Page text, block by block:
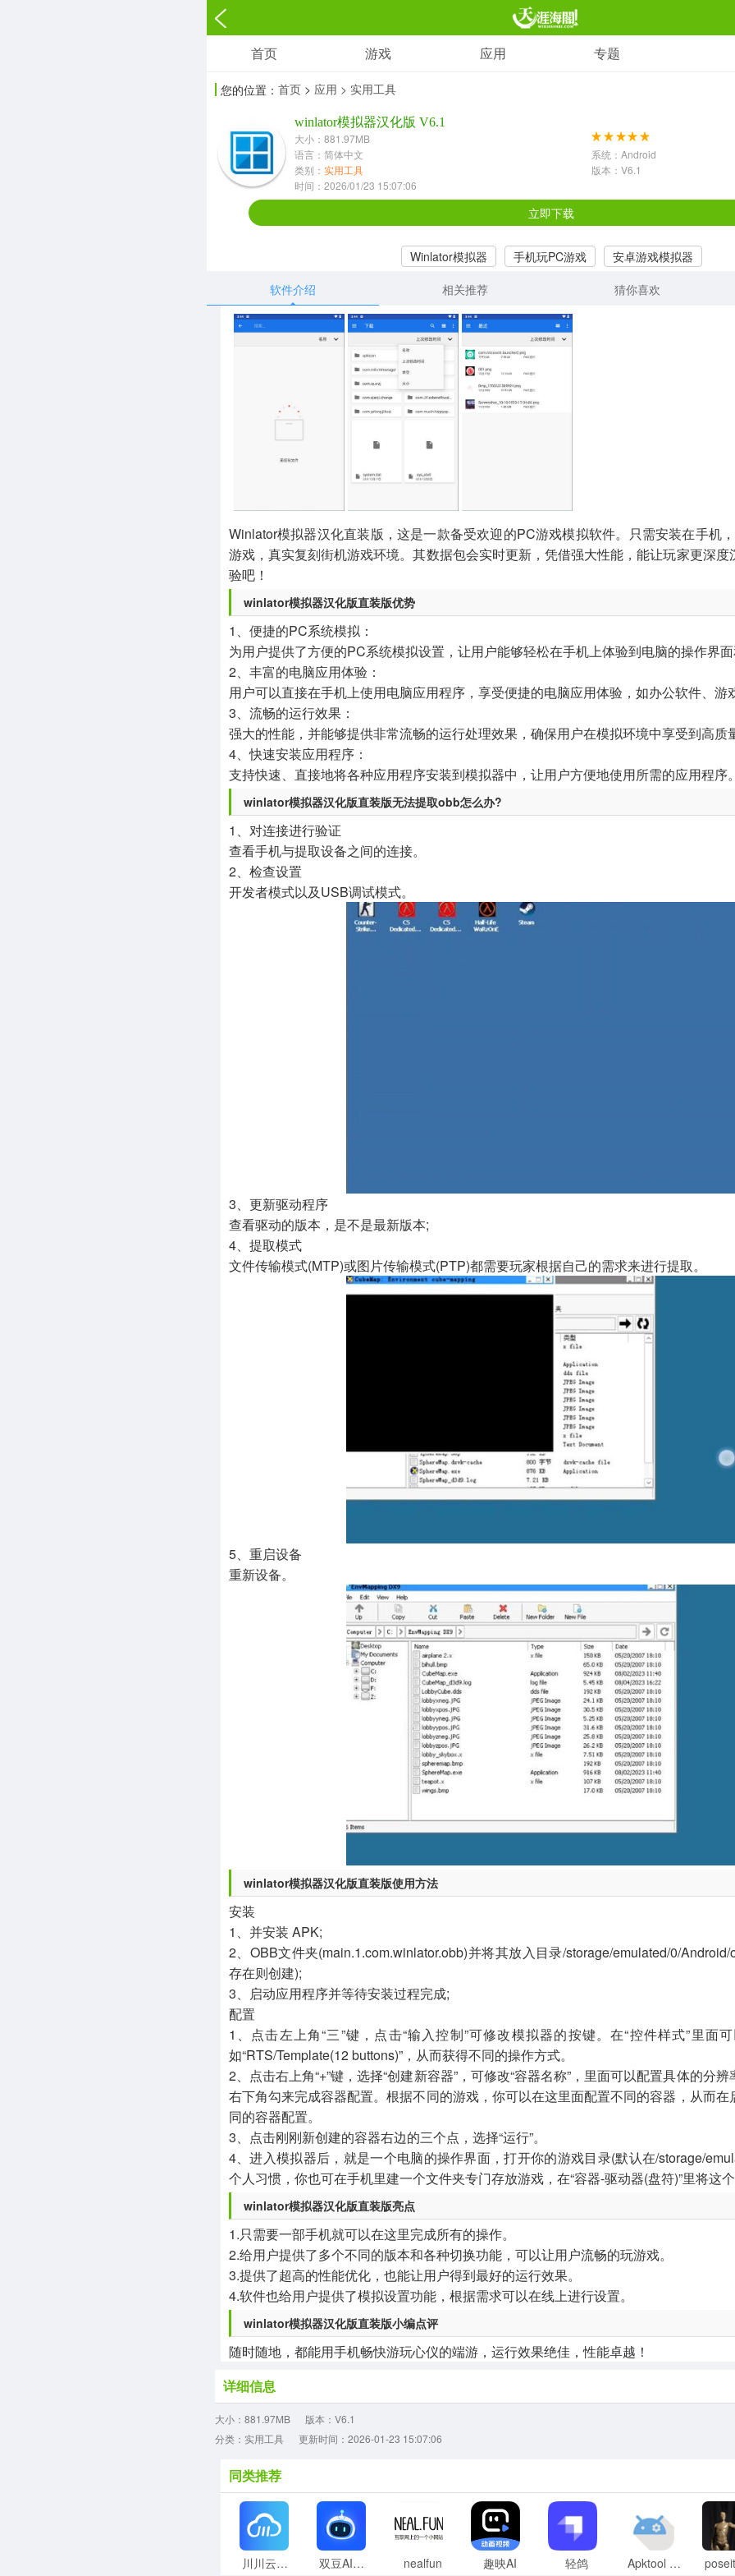
3697款应用
休闲益智
13387款应用
418款应用
音乐舞蹈
269款应用
2716款应用
1654款应用
游戏助手
515款应用
首页 游戏 应用 专题
您的位置： 首页 > 应用 > 实用工具
winlator模拟器汉化版 V6.1
大小：881.97MB
语言：简体中文
系统：Android
类别： 实用工具
版本：V6.1
时间：2026/01/23 15:07:06
立即下载
Winlator模拟器 手机玩PC游戏
安卓游戏模拟器
软件介绍
相关推荐 猜你喜欢
Winlator模拟器汉化直装版，这是一款备受欢迎的PC游戏模拟软件。只需安装在手机
游戏，真实复刻街机游戏环境。其数据包会实时更新，凭借强大性能，能让玩家更深
验吧！
winlator模拟器汉化版直装版优势
1、便捷的PC系统模拟：
为用户提供了方便的PC系统模拟设置，让用户能够轻松在手机上体验到电脑的操作界
2、丰富的电脑应用体验：
用户可以直接在手机上使用电脑应用程序，享受便捷的电脑应用体验，如办公软件、游
3、流畅的运行效果：
强大的性能，并能够提供非常流畅的运行处理效果，确保用户在模拟环境中享受到高质
4、快速安装应用程序：
支持快速、直接地将各种应用程序安装到模拟器中，让用户方便地使用所需的应用程序
winlator模拟器汉化版直装版无法提取obb怎么办?
1、对连接进行验证
查看手机与提取设备之间的连接。
2、检查设置
开发者模式以及USB调试模式。
3、更新驱动程序
查看驱动的版本，是不是最新版本;
4、提取模式
文件传输模式(MTP)或图片传输模式(PTP)都需要玩家根据自己的需求来进行提取。
5、重启设备
重新设备。
winlator模拟器汉化版直装版使用方法
安装
1、并安装 APK;
2、OBB文件夹(main.1.com.winlator.obb)并将其放入目录/storage/emulated/0/
存在则创建);
3、启动应用程序并等待安装过程完成;
配置
1、点击左上角“三”键，点击“输入控制”可修改模拟器的按键。在“控件样式”里面
如“RTS/Template(12 buttons)”，从而获得不同的操作方式。
2、点击右上角“+”键，选择“创建新容器”，可修改“容器名称”，里面可以配置具体的分
右下角勾来完成容器配置。根据不同的游戏，你可以在这里面配置不同的容器，从而
同的容器配置。
3、点击刚刚新创建的容器右边的三个点，选择“运行”。
4、进入模拟器后，就是一个电脑的操作界面，打开你的游戏目录(默认在/storage/
个人习惯，你也可在手机里建一个文件夹专门存放游戏，在“容器-驱动器(盘符)”里将这
winlator模拟器汉化版直装版亮点
1.只需要一部手机就可以在这里完成所有的操作。
2.给用户提供了多个不同的版本和各种切换功能，可以让用户流畅的玩游戏。
3.提供了超高的性能优化，也能让用户得到最好的运行效果。
4.软件也给用户提供了模拟设置功能，根据需求可以在线上进行设置。
winlator模拟器汉化版直装版小编点评
随时随地，都能用手机畅快游玩心仪的端游，运行效果绝佳，性能卓越！
详细信息
大小：881.97MB
版本：V6.1
分类：实用工具
更新时间：2026-01-23 15:07:06
同类推荐
川川云手机正版 双豆AI助手 nealfun 趣映AI 轻鸽 Apktool M中文版